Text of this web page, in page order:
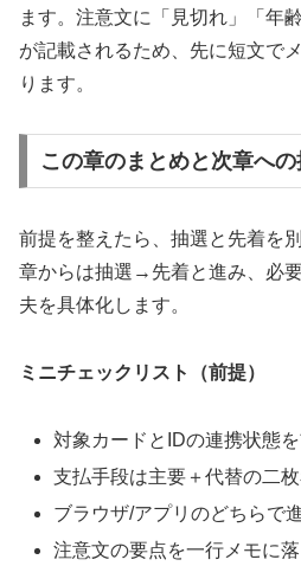
ます。注意文に「見切れ」「年
が記載されるため、先に短文で
ります。
この章のまとめと次章へ
前提を整えたら、抽選と先着を
章からは抽選→先着と進み、必
夫を具体化します。
ミニチェックリスト（前提）
対象カードとIDの連携状態
支払手段は主要＋代替の二
ブラウザ/アプリのどちらで
注意文の要点を一行メモに